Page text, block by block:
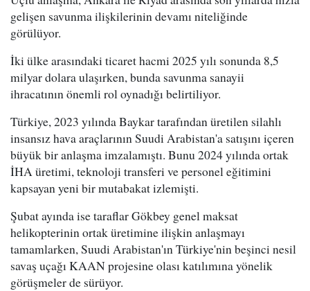
gelişen savunma ilişkilerinin devamı niteliğinde
görülüyor.
İki ülke arasındaki ticaret hacmi 2025 yılı sonunda 8,5
milyar dolara ulaşırken, bunda savunma sanayii
ihracatının önemli rol oynadığı belirtiliyor.
Türkiye, 2023 yılında Baykar tarafından üretilen silahlı
insansız hava araçlarının Suudi Arabistan'a satışını içeren
büyük bir anlaşma imzalamıştı. Bunu 2024 yılında ortak
İHA üretimi, teknoloji transferi ve personel eğitimini
kapsayan yeni bir mutabakat izlemişti.
Şubat ayında ise taraflar Gökbey genel maksat
helikopterinin ortak üretimine ilişkin anlaşmayı
tamamlarken, Suudi Arabistan'ın Türkiye'nin beşinci nesil
savaş uçağı KAAN projesine olası katılımına yönelik
görüşmeler de sürüyor.